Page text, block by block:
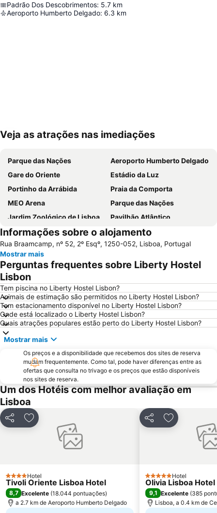
Padrão Dos Descobrimentos: 5.7 km
Aeroporto Humberto Delgado: 6.3 km
Ampliar mapa
Veja as atrações nas imediações
Parque das Nações
Aeroporto Humberto Delgado
Gare do Oriente
Estádio da Luz
Portinho da Arrábida
Praia da Comporta
MEO Arena
Parque das Nações
Jardim Zoológico de Lisboa
Pavilhão Atlântico
Passeio Marítimo de Algés
Benfica
Praias de Santa Cruz
Baixa de Lisboa
Parque Eduardo VII
Praça de Touros de Campo Pequeno
Praia das Azenhas do Mar
Belém
Avenida da Liberdade
da Figueirinha
Marquês de Pombal
Estádio do Restelo
Praia das Maçãs
Fonte da Telha
Praia Tróia Mar
Praia da Ericeira
Campo Grande
Lagoa de Albufeira
do Ouro Sesimbra
Tróia Beach
Alcântara
Oceanário de Lisboa
Praia da Caparica
Fundaçao Champalimaud
Praça do Rossio
Gare do Oriente
Centro Comercial Vasco da Gama
Coliseu dos Recreios
Praia da Ribeira do Cavalo
Galapinhos Beach
Praça do Comércio
Informações sobre o alojamento
Rua Braamcamp, nº 52, 2º Esqº, 1250-052, Lisboa, Portugal
Mostrar mais
Perguntas frequentes sobre Liberty Hostel
Lisbon
Tem piscina no Liberty Hostel Lisbon?
Animais de estimação são permitidos no Liberty Hostel Lisbon?
Tem estacionamento disponível no Liberty Hostel Lisbon?
Onde está localizado o Liberty Hostel Lisbon?
Quais atrações populares estão perto do Liberty Hostel Lisbon?
Mostrar mais
Os preços e a disponibilidade que recebemos dos sites de reserva
mudam frequentemente. Como tal, pode haver diferenças entre as
ofertas que consulta no trivago e os preços que estão disponíveis
nos sites de reserva.
Um dos Hotéis com melhor avaliação em
Lisboa
PartilharAdicionar aos favoritos
4 Estrelas
Hotel
Tivoli Oriente Lisboa Hotel
8,7 Excelente (18.044 pontuações)
a 2.7 km de Aeroporto Humberto Delgado
PartilharAdicionar
5 EstrelasHotel
Olivia Lisboa
9,1 Excelente (385
Lisboa, a 0.4 km de